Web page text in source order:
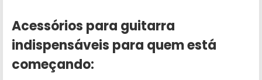
Acessórios para guitarra
indispensáveis para quem está
começando: